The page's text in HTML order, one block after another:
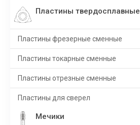
Пластины твердосплавные
Пластины фрезерные сменные
Пластины токарные сменные
Пластины отрезные сменные
Пластины для сверел
Мечики